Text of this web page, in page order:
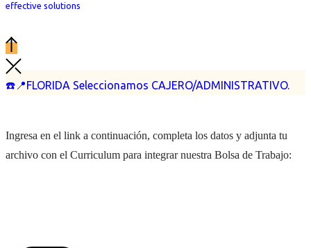
☎️📍FLORIDA Seleccionamos CAJERO/ADMINISTRATIVO.
effective solutions
Ingresa en el link a continuación, completa los datos y adjunta tu
archivo con el Curriculum para integrar nuestra Bolsa de Trabajo: